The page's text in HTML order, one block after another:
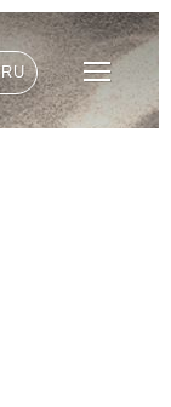
RU